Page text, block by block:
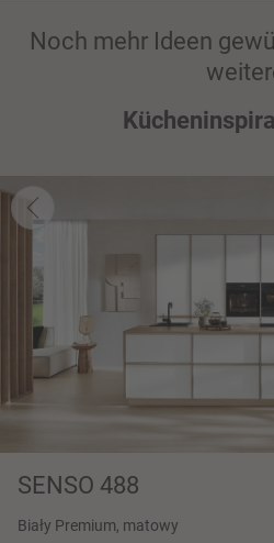
Noch mehr Ideen
SENSO 488
Biały Premium, matowy